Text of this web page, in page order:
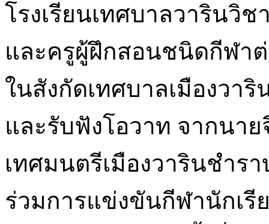
โรงเรียนเทศบาลวารินวิ
และครูผู้ฝึกสอนชนิดกีฬาต่
ในสังกัดเทศบาลเมืองวาริ
และรับฟังโอวาท จากนา
เทศมนตรีเมืองวารินชำร
ร่วมการแข่งขันกีฬานักเ